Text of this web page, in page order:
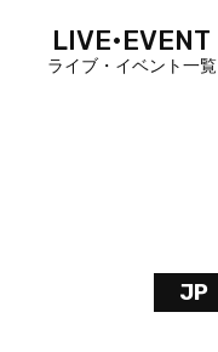
LIVE•EVENT
ライブ・イベント一覧
JP